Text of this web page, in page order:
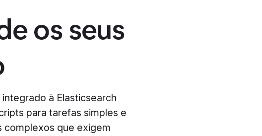
os seus
à Elasticsearch
para tarefas simples e
complexos que exigem